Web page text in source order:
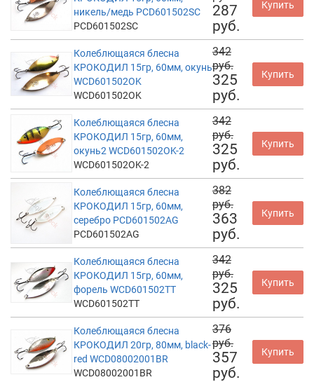
никель/медь PCD601502SC
PCD601502SC
287
руб.
Купить
Колеблющаяся блесна
КРОКОДИЛ 15гр, 60мм, окунь
WCD601502OK
WCD601502OK
342
руб.
325
руб.
Купить
Колеблющаяся блесна
КРОКОДИЛ 15гр, 60мм,
окунь2 WCD601502OK-2
WCD601502OK-2
342
руб.
325
руб.
Купить
Колеблющаяся блесна
КРОКОДИЛ 15гр, 60мм,
серебро PCD601502AG
PCD601502AG
382
руб.
363
руб.
Купить
Колеблющаяся блесна
КРОКОДИЛ 15гр, 60мм,
форель WCD601502TT
WCD601502TT
342
руб.
325
руб.
Купить
Колеблющаяся блесна
КРОКОДИЛ 20гр, 80мм, black-
red WCD08002001BR
WCD08002001BR
376
руб.
357
руб.
Купить